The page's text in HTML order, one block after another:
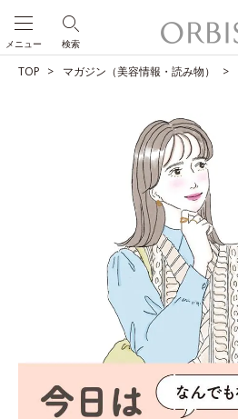
検索
メニュー
TOP マガジン（美容情報・読み物）